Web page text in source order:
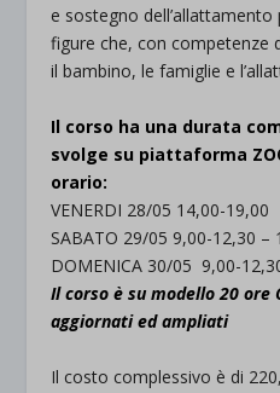
e sostegno
figure che, con competenze
il bambino, le famiglie e
Il corso ha una durata
svolge su piattaforma
orario:
VENERDI 28/05 14,00-19,00
SABATO 29/05 9,00-12,30 –
DOMENICA 30/05 9,00-
Il corso è su modello 20 ore
aggiornati ed ampliati
Il costo complessivo è di